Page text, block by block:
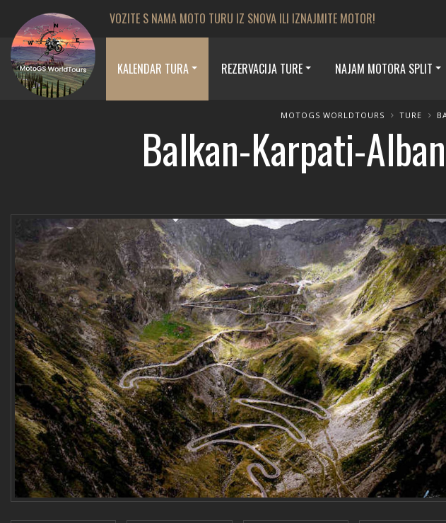
VOZITE S NAMA MOTO TURU IZ SNOVA ILI IZNAJMITE MOTOR!
KALENDAR TURA REZERVACIJA TURE NAJAM MOTORA SPLIT
MOTOGS WORLDTOURS TURE
Balkan-Karpati-